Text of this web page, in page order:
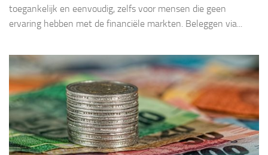
toegankelijk en eenvoudig, zelfs voor mensen die geen
ervaring hebben met de financiële markten. Beleggen via...